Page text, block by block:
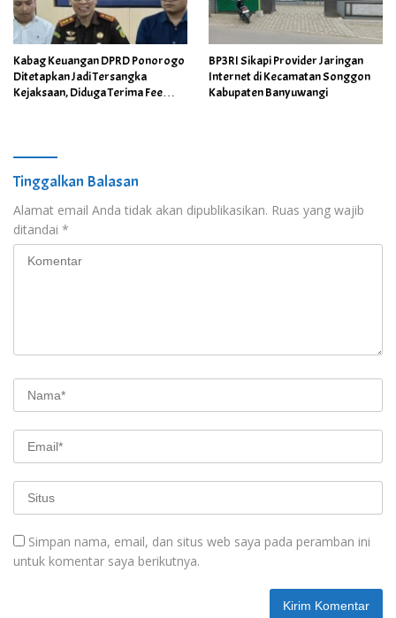
Kabag Keuangan DPRD Ponorogo
Ditetapkan Jadi Tersangka
Kejaksaan, Diduga Terima Fee
BP3RI Sikapi Provider Jaringan
Internet di Kecamatan Songgon
Kabupaten Banyuwangi
Tinggalkan Balasan
Alamat email Anda tidak akan dipublikasikan. Ruas yang wajib
ditandai *
Simpan nama, email, dan situs web saya pada peramban ini
untuk komentar saya berikutnya.